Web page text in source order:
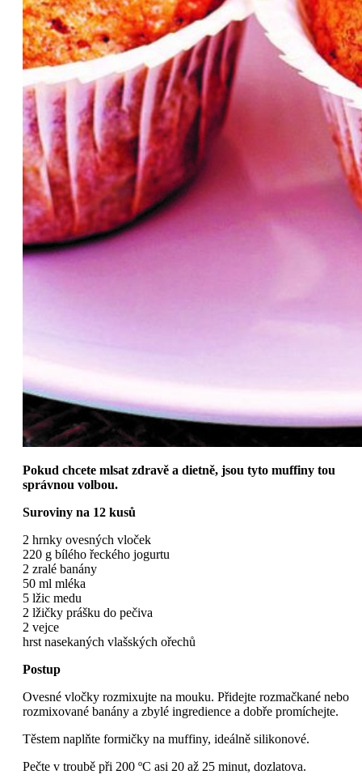
Pokud chcete mlsat zdravě a dietně, jsou tyto muffiny tou
správnou volbou.
Suroviny na 12 kusů
2 hrnky ovesných vloček
220 g bílého řeckého jogurtu
2 zralé banány
50 ml mléka
5 lžic medu
2 lžičky prášku do pečiva
2 vejce
hrst nasekaných vlašských ořechů
Postup
Ovesné vločky rozmixujte na mouku. Přidejte rozmačkané nebo
rozmixované banány a zbylé ingredience a dobře promíchejte.
Těstem naplňte formičky na muffiny, ideálně silikonové.
Pečte v troubě při 200 ºC asi 20 až 25 minut, dozlatova.